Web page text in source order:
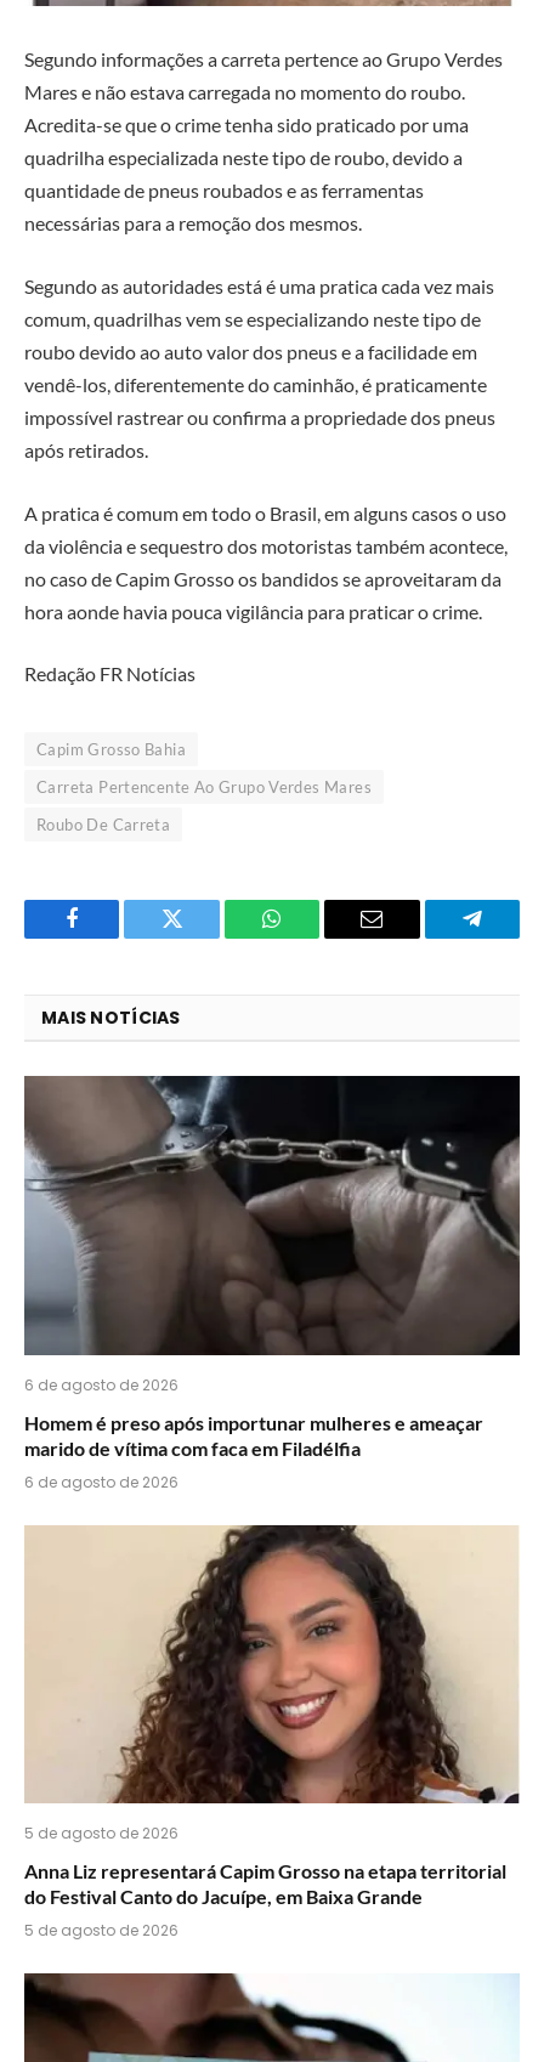
Segundo informações a carreta pertence ao Grupo Verdes
Mares e não estava carregada no momento do roubo.
Acredita-se que o crime tenha sido praticado por uma
quadrilha especializada neste tipo de roubo, devido a
quantidade de pneus roubados e as ferramentas
necessárias para a remoção dos mesmos.
Segundo as autoridades está é uma pratica cada vez mais
comum, quadrilhas vem se especializando neste tipo de
roubo devido ao auto valor dos pneus e a facilidade em
vendê-los, diferentemente do caminhão, é praticamente
impossível rastrear ou confirma a propriedade dos pneus
após retirados.
A pratica é comum em todo o Brasil, em alguns casos o uso
da violência e sequestro dos motoristas também acontece,
no caso de Capim Grosso os bandidos se aproveitaram da
hora aonde havia pouca vigilância para praticar o crime.
Redação FR Notícias
Capim Grosso Bahia
Carreta Pertencente Ao Grupo Verdes Mares
Roubo De Carreta
Facebook Twitter
O
E-
MAIS NOTÍCIAS
6 de agosto de 2026
Homem é preso após importunar mulheres e ameaçar
marido de vítima com faca em Filadélfia
6 de agosto de 2026
5 de agosto de 2026
Anna Liz representará Capim Grosso na etapa territorial
do Festival Canto do Jacuípe, em Baixa Grande
5 de agosto de 2026